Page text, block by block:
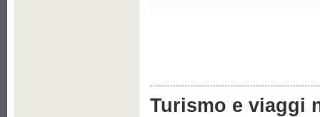
Turismo e viaggi